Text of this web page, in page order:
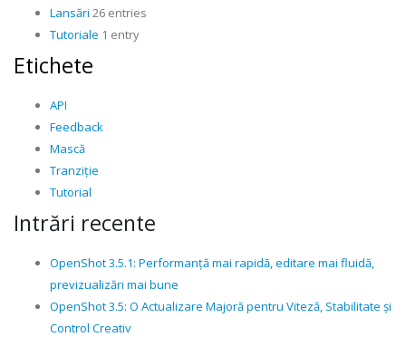
Lansări 26 entries
Tutoriale 1 entry
Etichete
API
Feedback
Mască
Tranziție
Tutorial
Intrări recente
OpenShot 3.5.1: Performanță mai rapidă, editare mai fluidă,
previzualizări mai bune
OpenShot 3.5: O Actualizare Majoră pentru Viteză, Stabilitate și
Control Creativ